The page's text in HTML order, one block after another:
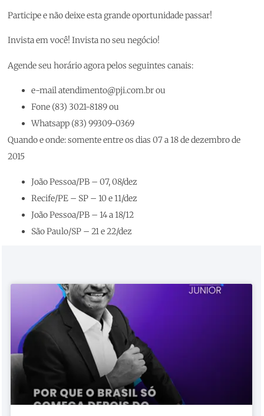
Participe e não deixe esta grande oportunidade passar!
Invista em você! Invista no seu negócio!
Agende seu horário agora pelos seguintes canais:
e-mailatendimento@pji.com.brou
Fone (83) 3021-8189 ou
Whatsapp (83) 99309-0369
Quando e onde: somente entre os dias 07 a 18 de dezembro de
2015
João Pessoa/PB – 07, 08/dez
Recife/PE – SP – 10 e 11/dez
João Pessoa/PB – 14 a 18/12
São Paulo/SP – 21 e 22/dez